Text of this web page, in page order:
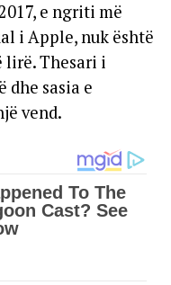
e ngriti më
i Apple, nuk është
lirë. Thesari i
sasia e
vend.